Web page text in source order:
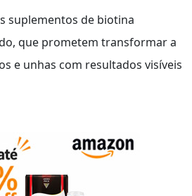
suplementos de biotina
que prometem transformar a
e unhas com resultados visíveis